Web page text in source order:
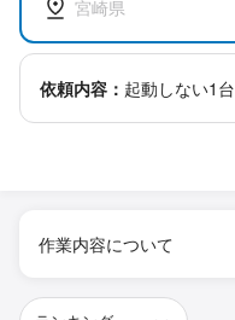
宮崎県
依頼内容： 起動しない1台
作業内容について